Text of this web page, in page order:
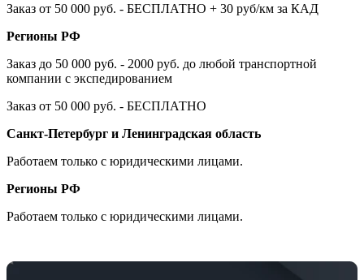
Заказ от 50 000 руб. - БЕСПЛАТНО + 30 руб/км за КАД
Регионы РФ
Заказ до 50 000 руб. - 2000 руб. до любой транспортной
компании с экспедированием
Заказ от 50 000 руб. - БЕСПЛАТНО
Санкт-Петербург и Ленинградская область
Работаем только с юридическими лицами.
Регионы РФ
Работаем только с юридическими лицами.